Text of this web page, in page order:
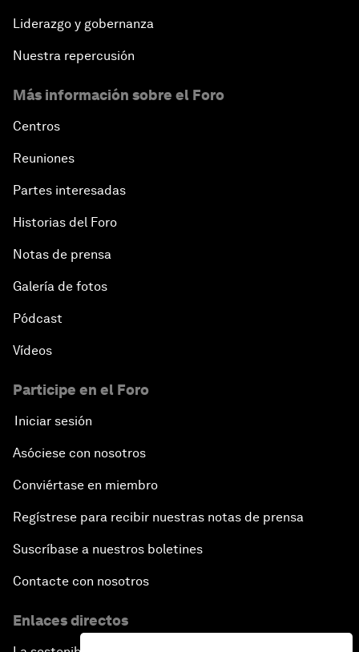
Liderazgo y gobernanza
Nuestra repercusión
Más información sobre el Foro
Centros
Reuniones
Partes interesadas
Historias del Foro
Notas de prensa
Galería de fotos
Pódcast
Vídeos
Participe en el Foro
Iniciar sesión
Asóciese con nosotros
Conviértase en miembro
Regístrese para recibir nuestras notas de prensa
Suscríbase a nuestros boletines
Contacte con nosotros
Enlaces directos